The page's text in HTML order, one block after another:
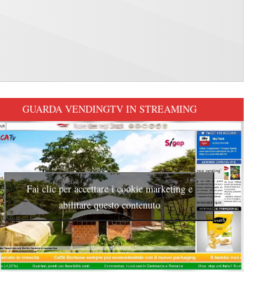
GUARDA VENDINGTV IN STREAMING
Fai clic per accettare i cookie marketing e
abilitare questo contenuto